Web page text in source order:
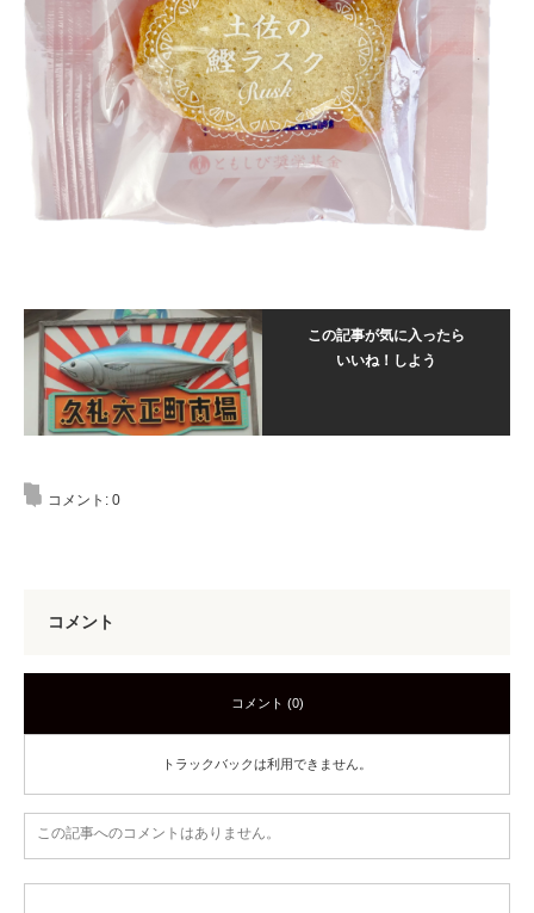
この記事が気に入ったら
いいね！しよう
コメント: 0
コメント
コメント (0)
トラックバックは利用できません。
この記事へのコメントはありません。